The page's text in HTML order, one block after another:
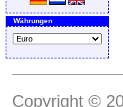
Währungen
Copyright ©